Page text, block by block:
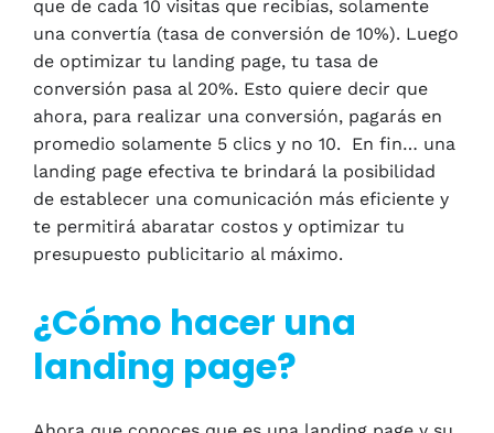
que de cada 10 visitas que recibías, solamente
una convertía (tasa de conversión de 10%). Luego
de optimizar tu landing page, tu tasa de
conversión pasa al 20%. Esto quiere decir que
ahora, para realizar una conversión, pagarás en
promedio solamente 5 clics y no 10. En fin… una
landing page efectiva te brindará la posibilidad
de establecer una comunicación más eficiente y
te permitirá abaratar costos y optimizar tu
presupuesto publicitario al máximo.
¿Cómo hacer una
landing page?